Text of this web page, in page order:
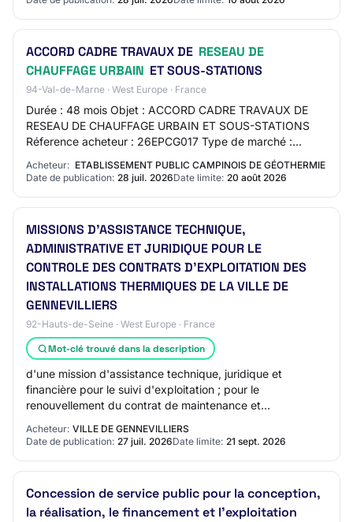
ACCORD CADRE TRAVAUX DE RESEAU DE
CHAUFFAGE URBAIN ET SOUS-STATIONS
94-Val-de-Marne · West Europe · France
Durée : 48 mois Objet : ACCORD CADRE TRAVAUX DE
RESEAU DE CHAUFFAGE URBAIN ET SOUS-STATIONS
Réference acheteur : 26EPCG017 Type de marché :
Travaux Procédure : Procédure adaptée ouverte
Technique d'a…
Acheteur: ETABLISSEMENT PUBLIC CAMPINOIS DE GÉOTHERMIE
Date de publication: 28 juil. 2026Date limite: 20 août 2026
MISSIONS D'ASSISTANCE TECHNIQUE,
ADMINISTRATIVE ET JURIDIQUE POUR LE
CONTROLE DES CONTRATS D'EXPLOITATION DES
INSTALLATIONS THERMIQUES DE LA VILLE DE
GENNEVILLIERS
92-Hauts-de-Seine · West Europe · France
Mot-clé trouvé dans la description
d'une mission d'assistance technique, juridique et
financière pour le suivi d'exploitation ; pour le
renouvellement du contrat de maintenance et
Acheteur: VILLE DE GENNEVILLIERS
Date de publication: 27 juil. 2026Date limite: 21 sept. 2026
Concession de service public pour la conception,
la réalisation, le financement et l’exploitation